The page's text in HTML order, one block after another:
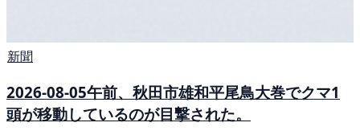
新聞
2026-08-05午前、秋田市雄和平尾鳥大巻でクマ1
頭が移動しているのが目撃された。